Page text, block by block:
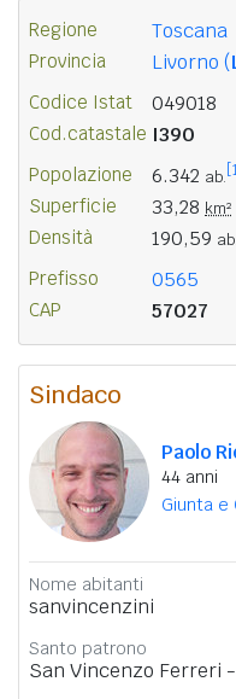
Regione Toscana
Provincia Livorno (
Codice Istat 049018
Cod.catastale I390
Popolazione 6.342 ab.
Superficie 33,28 km²
Densità 190,59
Prefisso 0565
CAP 57027
Sindaco
Paolo
44 anni
Giunta e
Nome abitanti
sanvincenzini
Santo patrono
San Vincenzo Ferreri